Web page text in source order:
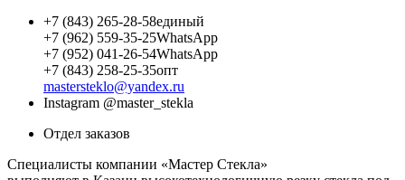
+7 (843) 265-28-58единый
+7 (962) 559-35-25WhatsApp
+7 (952) 041-26-54WhatsApp
+7 (843) 258-25-35опт
mastersteklo@yandex.ru
Instagram @master_stekla
Отдел заказов
Специалисты компании «Мастер Стекла»